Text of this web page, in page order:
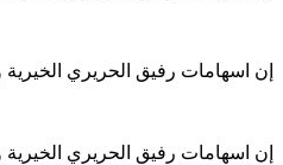
إن اسهامات رفيق الحريري
إن اسهامات رفيق الحريري